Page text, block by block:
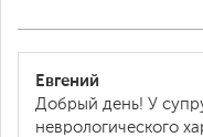
Евгений
Добрый день! У
неврологического